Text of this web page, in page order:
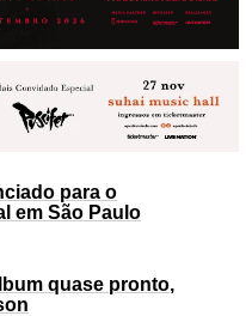
para o
em São Paulo
quase pronto,